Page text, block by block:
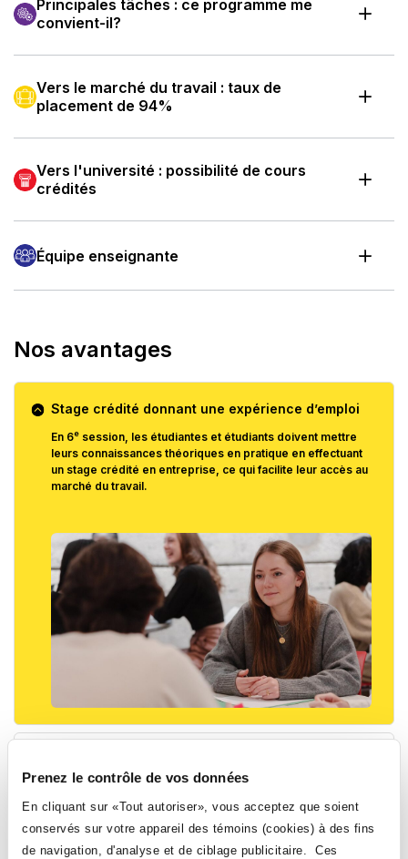
Prenez le contrôle de vos données
En cliquant sur «Tout autoriser», vous acceptez que soient
conservés sur votre appareil des témoins (cookies) à des fins
de navigation, d'analyse et de ciblage publicitaire. Ces
Principales tâches : ce programme me
convient-il?
Vers le marché du travail : taux de
placement de 94%
Vers l'université : possibilité de cours
crédités
Équipe enseignante
Nos avantages
Stage crédité donnant une expérience d’emploi
En 6e session, les étudiantes et étudiants doivent mettre
leurs connaissances théoriques en pratique en effectuant
un stage crédité en entreprise, ce qui facilite leur accès au
marché du travail.
Formation polyvalente